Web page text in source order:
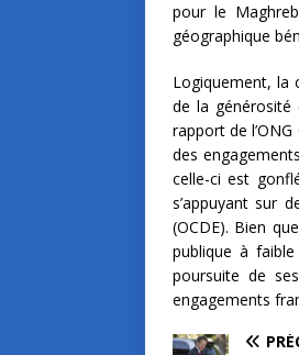
pour le
géographique
Logiquement, la
de la générosité
rapport de
des
celle-ci est
s’appuyant sur
(OCDE). Bien
publique à
poursuite de
engagements